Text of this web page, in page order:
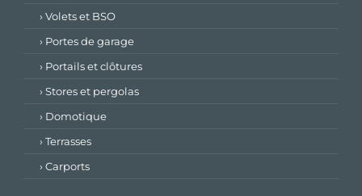
› Volets et BSO
› Portes de garage
› Portails et clôtures
› Stores et pergolas
› Domotique
› Terrasses
› Carports